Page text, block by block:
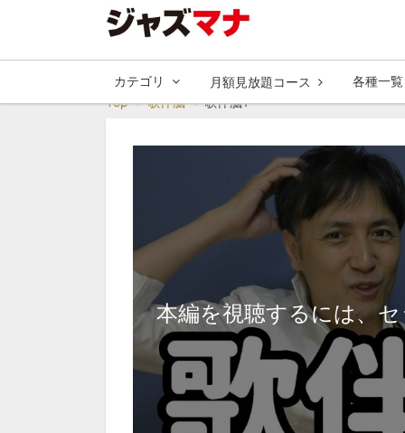
カテゴリ 月額見放題コース
各種一覧
Top
歌伴脳 歌伴脳1
本編を視聴するには、